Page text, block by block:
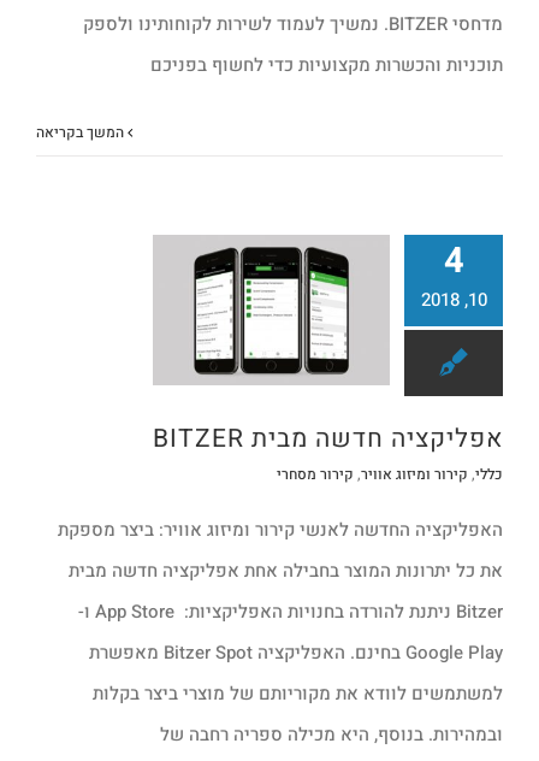
מדחסי BITZER. נמשיך לעמוד לשירות לקוחותינו ולספק
תוכניות והכשרות מקצועיות כדי לחשוף בפניכם
המשך בקריאה
4
10, 2018
אפליקציה חדשה מבית BITZER
כללי, קירור ומיזוג אוויר, קירור מסחרי
האפליקציה החדשה לאנשי קירור ומיזוג אוויר: ביצר מספקת
את כל יתרונות המוצר בחבילה אחת אפליקציה חדשה מבית
Bitzer ניתנת להורדה בחנויות האפליקציות: App Store ו-
Google Play בחינם. האפליקציה Bitzer Spot מאפשרת
למשתמשים לוודא את מקוריותם של מוצרי ביצר בקלות
ובמהירות. בנוסף, היא מכילה ספריה רחבה של